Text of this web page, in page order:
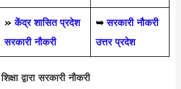
»केंद्र शासित प्रदेश
सरकारी नौकरी
➥ सरकारी नौकरी
उत्तर प्रदेश
शिक्षा द्वारा सरकारी नौकरी